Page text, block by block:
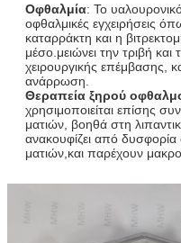
Οφθαλμία: Το
οφθαλμικές εγχειρήσεις
καταρράκτη και η
μέσο.μειώνει την τριβή και
χειρουργικής επέμβασης,
ανάρρωση.
Θεραπεία ξηρού
χρησιμοποιείται επίσης
ματιών, βοηθά στη
ανακουφίζει από
ματιών,και παρέχουν